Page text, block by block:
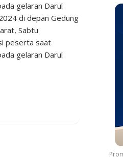
gelaran Darul
di depan Gedung
Sabtu
peserta saat
gelaran Darul